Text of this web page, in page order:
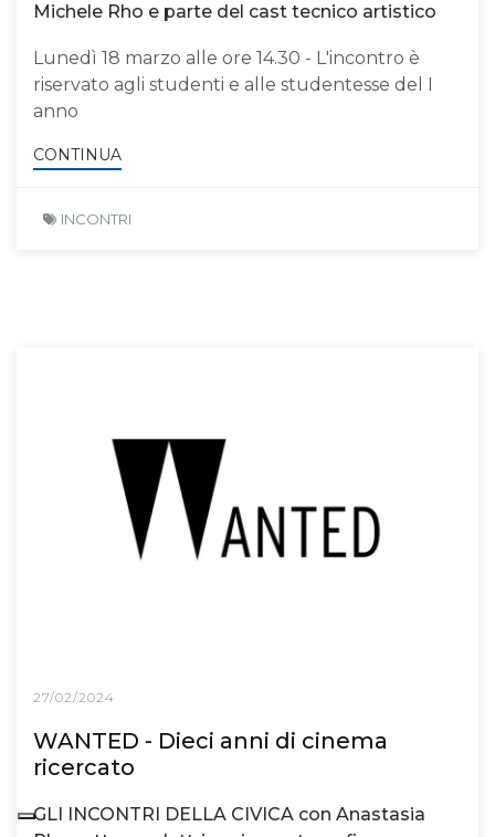
Michele Rho e parte del cast tecnico artistico
Lunedì 18 marzo alle ore 14.30 - L'incontro è
riservato agli studenti e alle studentesse del I
anno
CONTINUA
INCONTRI
27/02/2024
WANTED - Dieci anni di cinema
ricercato
GLI INCONTRI DELLA CIVICA con Anastasia